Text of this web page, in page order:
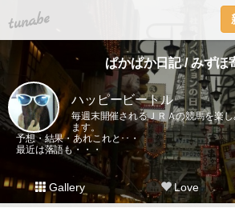
tuna.be
ぱかぱか日記 / みずほ
ハッピービートル
毎週末開催されるＪＲＡの競馬を楽
ます。
予想・結果・あれこれと･･・
最近は落語も・・・
Gallery Love